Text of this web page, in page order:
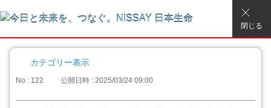
閉じる
カテゴリー表示
No : 122 公開日時 : 2025/03/24 09:00